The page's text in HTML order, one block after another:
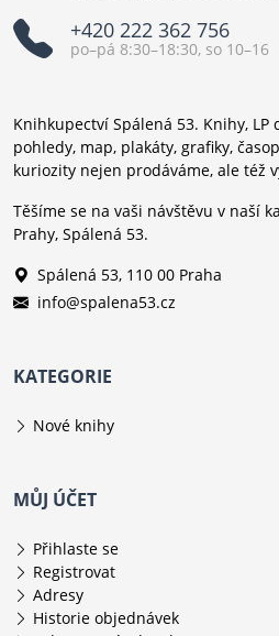
+420 222 362 756
po–pá 8:30–18:30, so 10–16
Knihkupectví Spálená 53. Knihy, LP
pohledy, map, plakáty, grafiky,
kuriozity nejen prodáváme, ale též
Těšíme se na vaši návštěvu v naší
Prahy, Spálená 53.
Spálená 53, 110 00 Praha
info@spalena53.cz
KATEGORIE
Nové knihy
MŮJ ÚČET
Přihlaste se
Registrovat
Adresy
Historie objednávek